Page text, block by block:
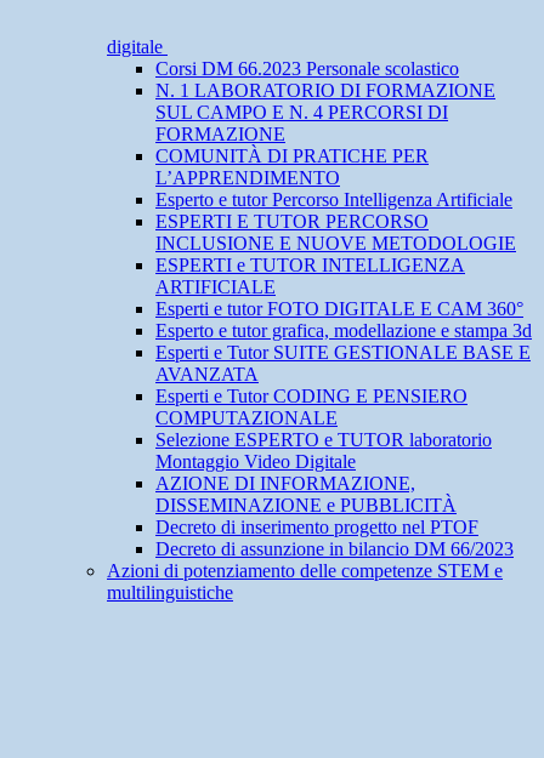
digitale
Corsi DM 66.2023 Personale scolastico
N. 1 LABORATORIO DI FORMAZIONE
SUL CAMPO E N. 4 PERCORSI DI
FORMAZIONE
COMUNITÀ DI PRATICHE PER
L’APPRENDIMENTO
Esperto e tutor Percorso Intelligenza Artificiale
ESPERTI E TUTOR PERCORSO
INCLUSIONE E NUOVE METODOLOGIE
ESPERTI e TUTOR INTELLIGENZA
ARTIFICIALE
Esperti e tutor FOTO DIGITALE E CAM 360°
Esperto e tutor grafica, modellazione e stampa 3d
Esperti e Tutor SUITE GESTIONALE BASE E
AVANZATA
Esperti e Tutor CODING E PENSIERO
COMPUTAZIONALE
Selezione ESPERTO e TUTOR laboratorio
Montaggio Video Digitale
AZIONE DI INFORMAZIONE,
DISSEMINAZIONE e PUBBLICITÀ
Decreto di inserimento progetto nel PTOF
Decreto di assunzione in bilancio DM 66/2023
Azioni di potenziamento delle competenze STEM e
multilinguistiche